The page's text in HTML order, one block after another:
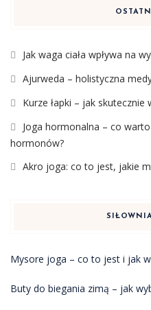
Jak waga ciała wpływa na
Ajurweda – holistyczna
Kurze łapki – jak skutecznie
Joga hormonalna – co
hormonów?
Akro joga: co to jest, jakie
Mysore joga – co to jest i jak
Buty do biegania zimą – jak